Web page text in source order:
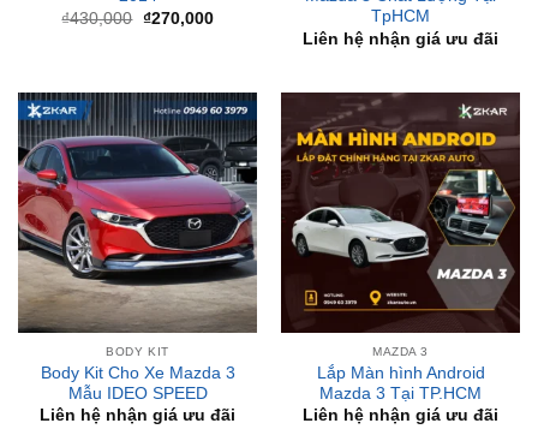
₫270,000.
BODY KIT
Body Kit Cho Xe Mazda 3
Mẫu IDEO SPEED
Liên hệ nhận giá ưu đãi
MAZDA 3
Lắp Màn hình Android
Mazda 3 Tại TP.HCM
Liên hệ nhận giá ưu đãi